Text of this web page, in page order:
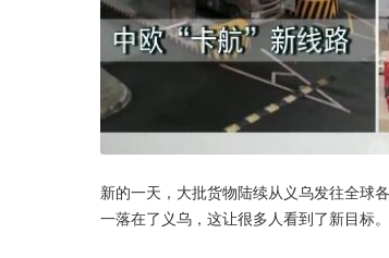
新的一天，大批货物陆续从义乌发往全球
一落在了义乌，这让很多人看到了新目标。